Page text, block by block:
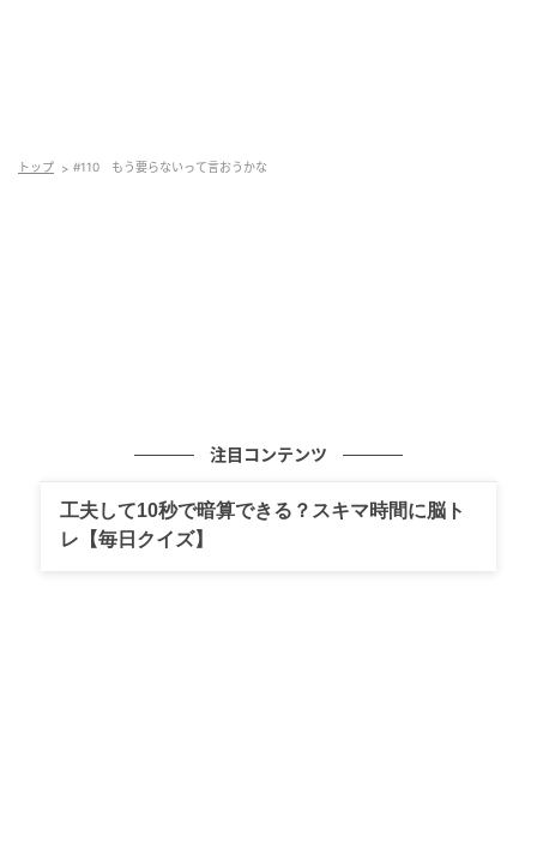
トップ #110 もう要らないって言おうかな
注目コンテンツ
工夫して10秒で暗算できる？スキマ時間に脳ト
レ【毎日クイズ】